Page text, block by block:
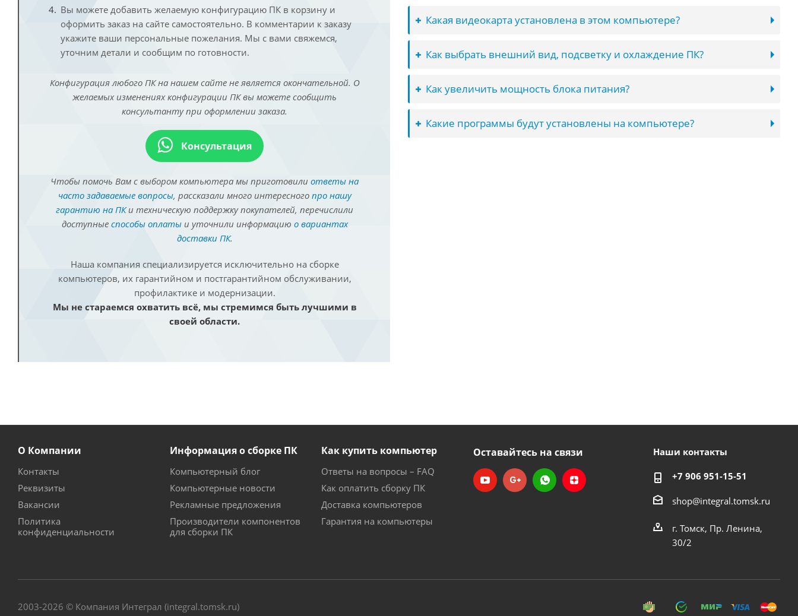
Вы можете добавить желаемую конфигурацию ПК в корзину и
оформить заказ на сайте самостоятельно. В комментарии к заказу
укажите ваши персональные пожелания. Мы с вами свяжемся,
уточним детали и сообщим по готовности.
Конфигурация любого ПК на нашем сайте не является окончательной. О
желаемых изменениях конфигурации ПК вы можете сообщить
консультанту при оформлении заказа.
Консультация
Чтобы помочь Вам с выбором компьютера мы приготовили ответы на
часто задаваемые вопросы, рассказали много интересного про нашу
гарантию на ПКи техническую поддержку покупателей, перечислили
доступные способы оплатыи уточнили информацию о вариантах
доставки ПК.
Наша компания специализируется исключительно на сборке
компьютеров, их гарантийном и постгарантийном обслуживании,
профилактике и модернизации.
Мы не стараемся охватить всё, мы стремимся быть лучшими в
своей области.
Какая видеокарта установлена в этом компьютере?
Как выбрать внешний вид, подсветку и охлаждение ПК?
Как увеличить мощность блока питания?
Какие программы будут установлены на компьютере?
О Компании
Контакты
Реквизиты
Вакансии
Политика
конфиденциальности
Информация о сборке ПК
Компьютерный блог
Компьютерные новости
Рекламные предложения
Производители компонентов
для сборки ПК
Как купить компьютер
Ответы на вопросы – FAQ
Как оплатить сборку ПК
Доставка компьютеров
Гарантия на компьютеры
Оставайтесь на связи Наши контакты
+7 906 951-15-51
shop@integral.tomsk.ru
г. Томск, Пр. Ленина,
30/2
2003-2026 © Компания Интеграл (integral.tomsk.ru)